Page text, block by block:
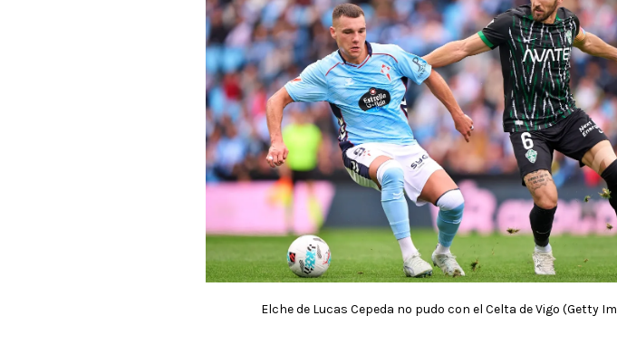
Elche de Lucas Cepeda no pudo con el Celta de Vigo (Getty